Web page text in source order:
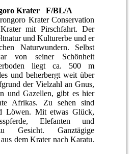
Krater F/BL/A
Krater Conservation
mit Pirschfahrt. Der
und Kulturerbe und er
Naturwundern. Selbst
von seiner Schönheit
liegt ca. 500 m
und beherbergt weit über
der Vielzahl an Gnus,
und Gazellen, gibt es hier
Afrikas. Zu sehen sind
Löwen. Mit etwas Glück,
Elefanten und
Gesicht. Ganztägige
dem Krater nach Karatu.